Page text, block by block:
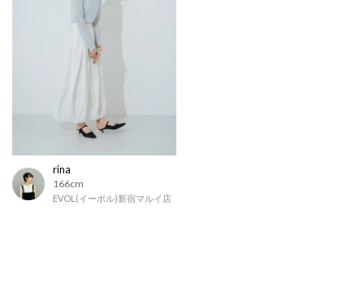
rina
166cm
EVOL(イーボル)新宿マルイ店